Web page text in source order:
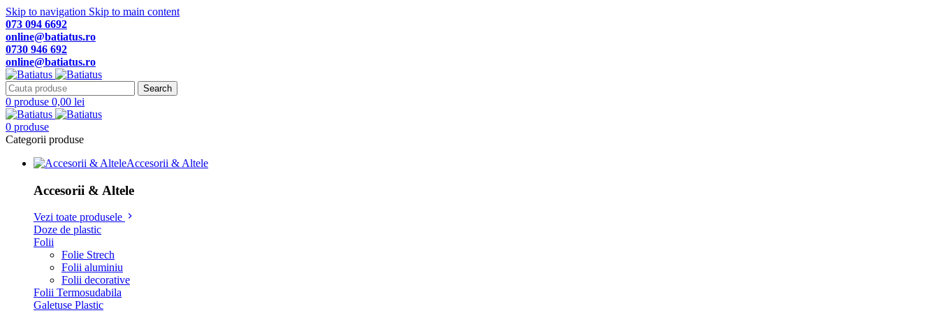
Skip to navigation Skip to main content
073 094 6692
online@batiatus.ro
0730 946 692
online@batiatus.ro
Search
0 produse 0,00 lei
0 produse
Categorii produse
Accesorii & Altele
Accesorii & Altele
Vezi toate produsele
Doze de plastic
Folii
Folie Strech
Folii aluminiu
Folii decorative
Folii Termosudabila
Galetuse Plastic